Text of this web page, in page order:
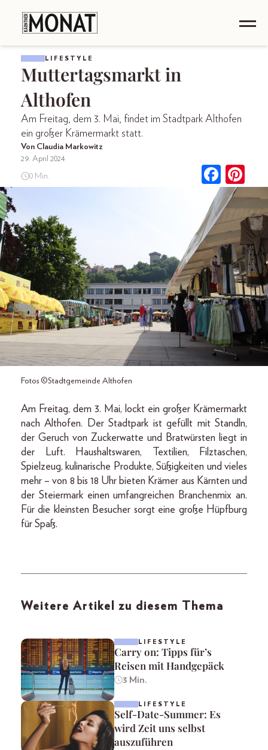
LIFESTYLE
Muttertagsmarkt in
Althofen
Am Freitag, dem 3. Mai, findet im Stadtpark Althofen
ein großer Krämermarkt statt.
Von Claudia Markowitz
29. April 2024
0 Min.
Fotos ©Stadtgemeinde Althofen
Am Freitag, dem 3. Mai, lockt ein großer Krämermarkt
nach Althofen. Der Stadtpark ist gefüllt mit Standln,
der Geruch von Zuckerwatte und Bratwürsten liegt in
der Luft. Haushaltswaren, Textilien, Filztaschen,
Spielzeug, kulinarische Produkte, Süßigkeiten und vieles
mehr – von 8 bis 18 Uhr bieten Krämer aus Kärnten und
der Steiermark einen umfangreichen Branchenmix an.
Für die kleinsten Besucher sorgt eine große Hüpfburg
für Spaß.
Weitere Artikel zu diesem Thema
LIFESTYLE
Carry on: Tipps für’s
Reisen mit Handgepäck
3 Min.
LIFESTYLE
Self-Date-Summer: Es
wird Zeit uns selbst
auszuführen